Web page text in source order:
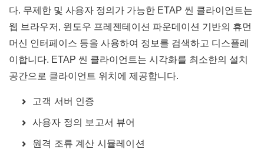
다. 무제한 및 사용자 정의가 가능한 ETAP 씬 클라이언트는
웹 브라우저, 윈도우 프레젠테이션 파운데이션 기반의 휴먼
머신 인터페이스 등을 사용하여 정보를 검색하고 디스플레
이합니다. ETAP 씬 클라이언트는 시각화를 최소한의 설치
공간으로 클라이언트 위치에 제공합니다.
고객 서버 인증
사용자 정의 보고서 뷰어
원격 조류 계산 시뮬레이션